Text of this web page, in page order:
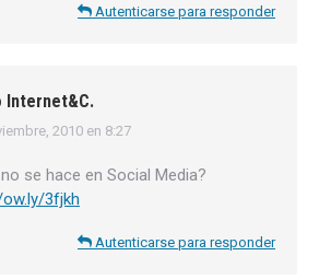
Autenticarse para responder
Internet&C.
2010 en 8:27
no se hace en Social Media?
3fjkh
Autenticarse para responder